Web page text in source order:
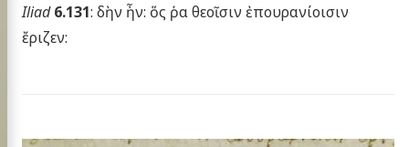
Iliad 6.131: δὴν ἦν: ὅς ῥα θεοῖσιν ἐπουρανίοισιν
ἔριζεν: